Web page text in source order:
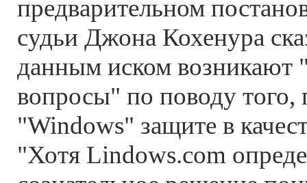
предварительном
судьи Джона Кохенура
данным иском возникают
вопросы" по поводу того,
"Windows" защите в
"Хотя Lindows.com